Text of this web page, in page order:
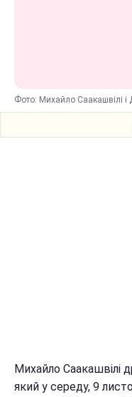
Фото: Михайло Саакашвілі
Михайло
який у середу, 9